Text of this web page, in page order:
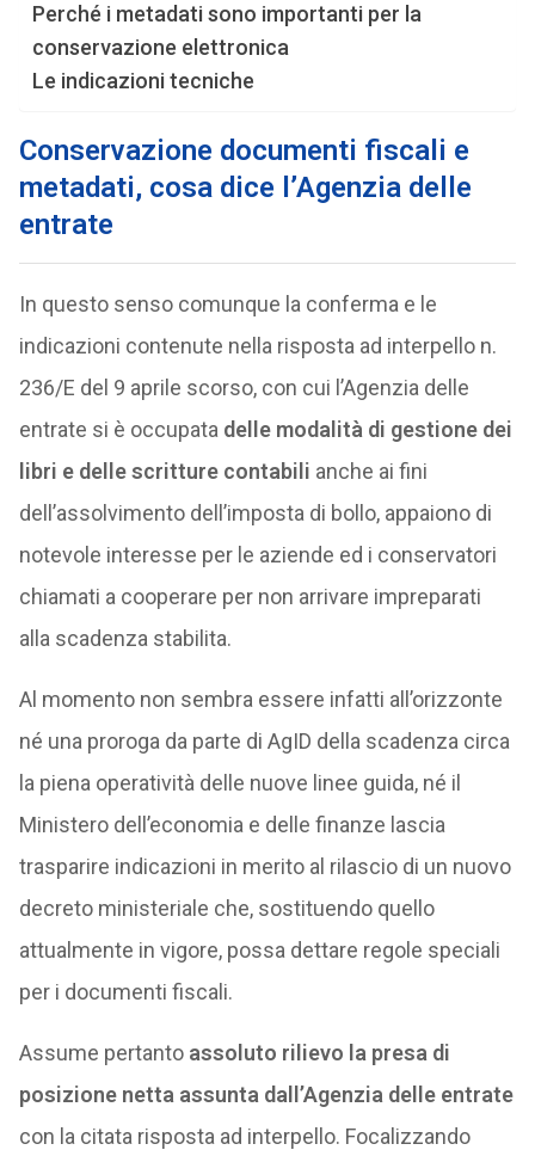
Perché i metadati sono importanti per la
conservazione elettronica
Le indicazioni tecniche
Conservazione documenti fiscali e
metadati, cosa dice l’Agenzia delle
entrate
In questo senso comunque la conferma e le
indicazioni contenute nella risposta ad interpello n.
236/E del 9 aprile scorso, con cui l’Agenzia delle
entrate si è occupata delle modalità di gestione dei
libri e delle scritture contabili anche ai fini
dell’assolvimento dell’imposta di bollo, appaiono di
notevole interesse per le aziende ed i conservatori
chiamati a cooperare per non arrivare impreparati
alla scadenza stabilita.
Al momento non sembra essere infatti all’orizzonte
né una proroga da parte di AgID della scadenza circa
la piena operatività delle nuove linee guida, né il
Ministero dell’economia e delle finanze lascia
trasparire indicazioni in merito al rilascio di un nuovo
decreto ministeriale che, sostituendo quello
attualmente in vigore, possa dettare regole speciali
per i documenti fiscali.
Assume pertanto assoluto rilievo la presa di
posizione netta assunta dall’Agenzia delle entrate
con la citata risposta ad interpello. Focalizzando